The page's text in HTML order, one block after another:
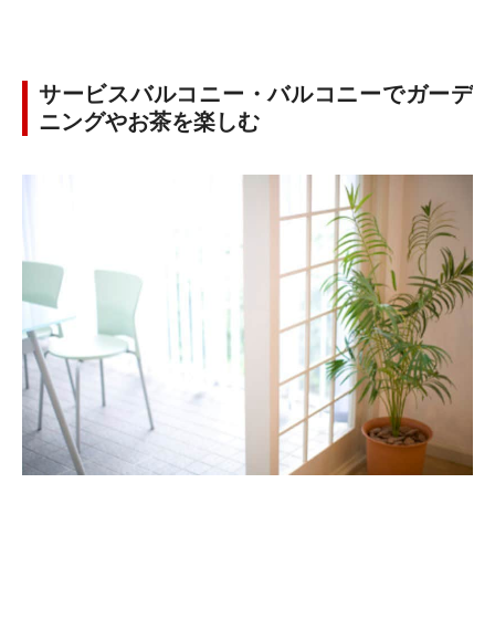
サービスバルコニー・バルコニーでガーデ
ニングやお茶を楽しむ